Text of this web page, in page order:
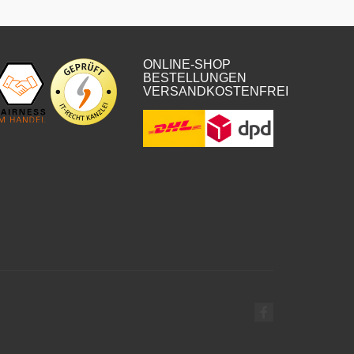
ONLINE-SHOP
BESTELLUNGEN
VERSANDKOSTENFREI